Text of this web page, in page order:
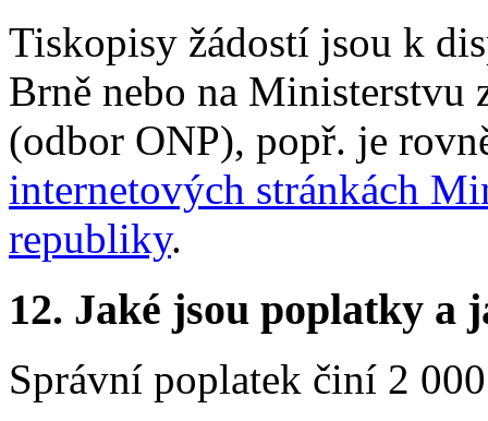
Tiskopisy žádostí jsou k
Brně nebo na
(odbor ONP), popř. je
internetových stránkách
republiky.
12. Jaké jsou poplatky a
Správní poplatek činí 2